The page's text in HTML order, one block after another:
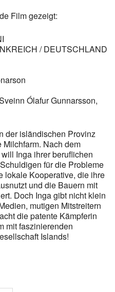
Film gezeigt:
/ DEUTSCHLAND
Ólafur Gunnarsson,
der isländischen Provinz
Nach dem
Inga ihrer beruflichen
für die Probleme
lokale Kooperative, die ihre
und die Bauern mit
Doch Inga gibt nicht klein
mutigen Mitstreitern
die patente Kämpferin
mit faszinierenden
Islands!